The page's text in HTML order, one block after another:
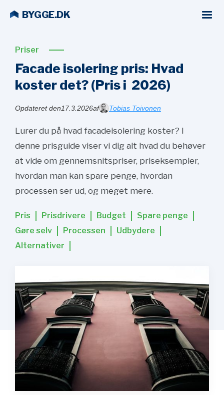
BYGGE.DK
Priser
Facade isolering pris: Hvad
koster det? (Pris i 2026)
Opdateret den17.3.2026af Tobias Toivonen
Lurer du på hvad facadeisolering koster? I
denne prisguide viser vi dig alt hvad du behøver
at vide om gennemsnitspriser, priseksempler,
hvordan man kan spare penge, hvordan
processen ser ud, og meget mere.
Pris Prisdrivere Budget
Spare penge
Gøre selv
Processen
Udbydere
Alternativer